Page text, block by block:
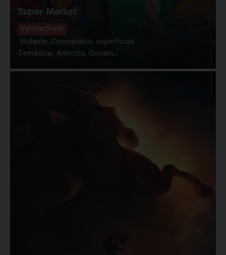
Super Market
Valutazione
Brillante, Consigliabile, superficiale
Tematica: Amicizia, Giovani...